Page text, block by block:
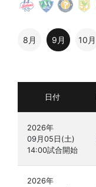
8月 9月 10月
日付
2026年
09月05日(土)
2026年